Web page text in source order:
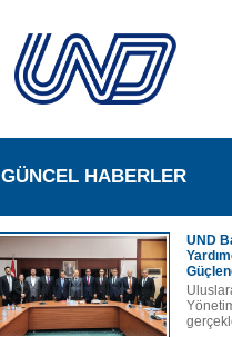
GÜNCEL HABERLER
UND